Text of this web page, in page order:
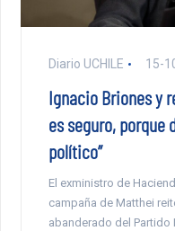
Diario UCHILE 15-
Ignacio Briones y
es seguro, porque
político”
El exministro de
campaña de Matthei
abanderado del Partido